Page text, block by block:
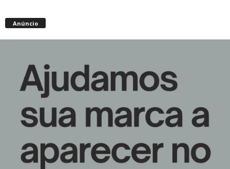
Anúncio